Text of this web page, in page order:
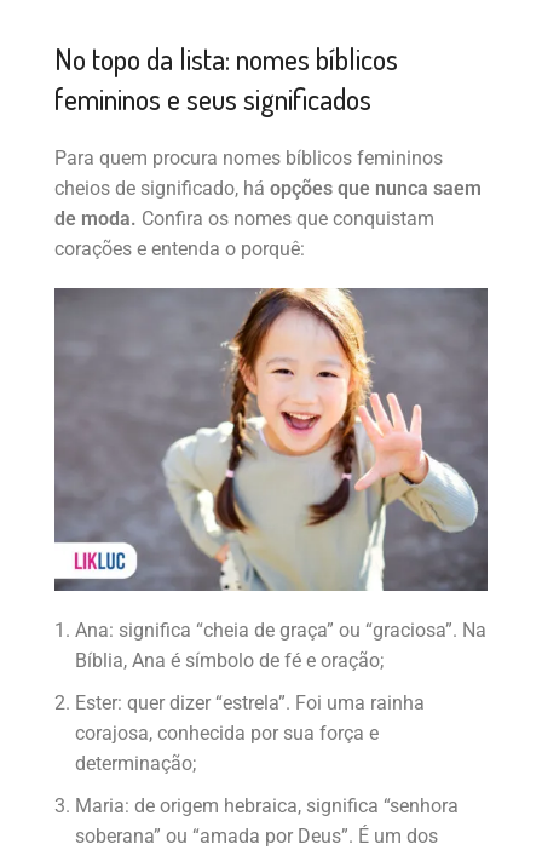
No topo da lista: nomes bíblicos
femininos e seus significados
Para quem procura nomes bíblicos femininos
cheios de significado, há opções que nunca saem
de moda. Confira os nomes que conquistam
corações e entenda o porquê:
Ana: significa “cheia de graça” ou “graciosa”. Na
Bíblia, Ana é símbolo de fé e oração;
Ester: quer dizer “estrela”. Foi uma rainha
corajosa, conhecida por sua força e
determinação;
Maria: de origem hebraica, significa “senhora
soberana” ou “amada por Deus”. É um dos